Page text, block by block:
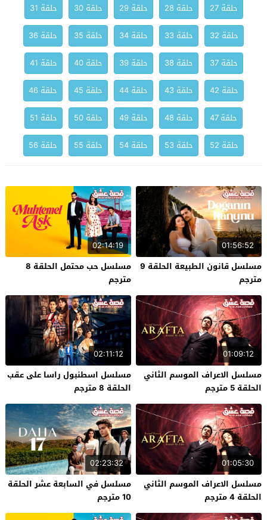
حلقة 27
حلقة 28 حلقة 29 حلقة 30
حلقة 31
حلقة 32
حلقة 33 حلقة 34 حلقة 35
حلقة 36
حلقة 37
حلقة 38 حلقة 39 حلقة 40
حلقة 41
حلقة 42
حلقة 43 حلقة 44 حلقة 45
حلقة 46
حلقة 47
حلقة 48 حلقة 49 حلقة 50
حلقة 51
حلقة 52
حلقة 53 حلقة 54 حلقة 55 حلقة 56
01:56:52
مسلسل قانون الطبيعة الحلقة 9
مترجم
02:14:19
مسلسل حب محتمل الحلقة 8
مترجم
01:09:12
مسلسل الاعراف الموسم الثاني
الحلقة 5 مترجم
02:11:12
مسلسل اسطنبول راسا على عقب
الحلقة 8 مترجم
01:05:30
مسلسل الاعراف الموسم الثاني
الحلقة 4 مترجم
02:23:32
مسلسل في السابعة عشر الحلقة
10 مترجم